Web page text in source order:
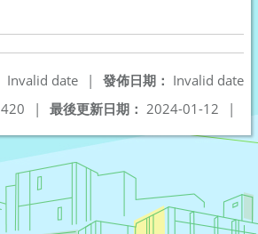
發佈日期： Invalid date
Invalid date
|
最後更新日期： 2024-01-12 |
420 |